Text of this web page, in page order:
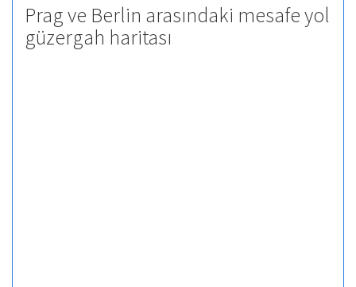
Prag ve Berlin arasındaki mesafe yol
güzergah haritası